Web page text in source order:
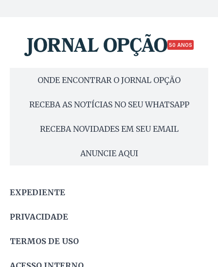
50 ANOS
ONDE ENCONTRAR O JORNAL OPÇÃO
RECEBA AS NOTÍCIAS NO SEU WHATSAPP
RECEBA NOVIDADES EM SEU EMAIL
ANUNCIE AQUI
EXPEDIENTE
PRIVACIDADE
TERMOS DE USO